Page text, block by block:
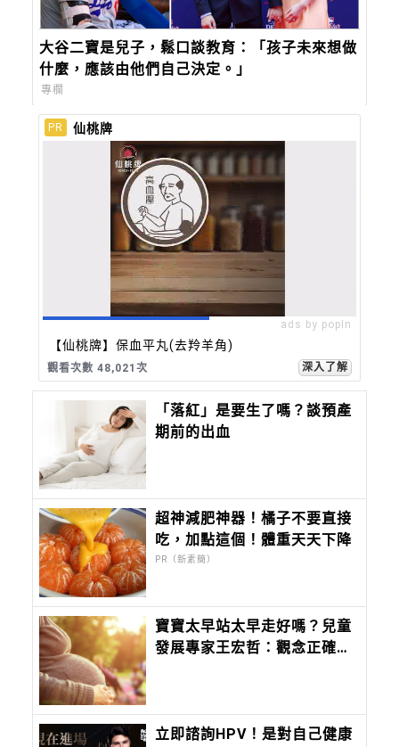
大谷二寶是兒子，鬆口談教育：「孩子未來想做
什麼，應該由他們自己決定。」
專欄
PR 仙桃牌
ads by popIn
【仙桃牌】保血平丸(去羚羊角)
觀看次數 48,021次 深入了解
「落紅」是要生了嗎？談預產
期前的出血
超神減肥神器！橘子不要直接
吃，加點這個！體重天天下降
PR（新素簡）
寶寶太早站太早走好嗎？兒童
發展專家王宏哲：觀念正確才
立即諮詢HPV！是對自己健康